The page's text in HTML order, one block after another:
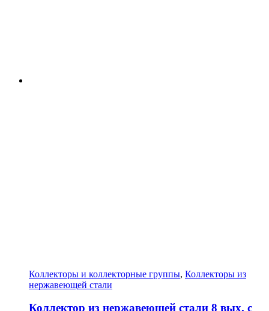
Коллекторы и коллекторные группы, Коллекторы из
нержавеющей стали
Коллектор из нержавеющей стали 8 вых. с